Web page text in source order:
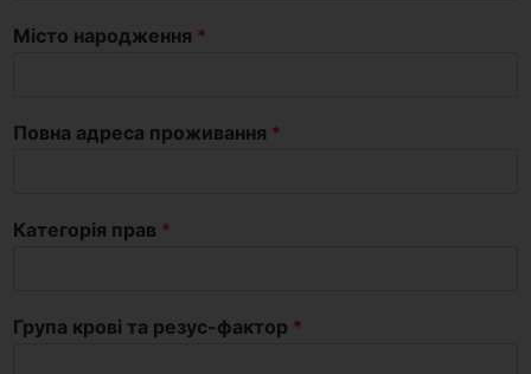
Місто народження *
Повна адреса проживання *
Категорія прав *
Група крові та резус-фактор *